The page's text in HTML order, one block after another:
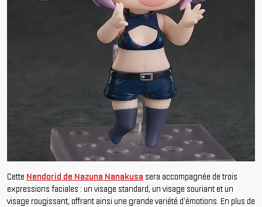
Cette Nendorid de Nazuna Nanakusa sera accompagnée de trois
expressions faciales : un visage standard, un visage souriant et un
visage rougissant, offrant ainsi une grande variété d'émotions. En plus de